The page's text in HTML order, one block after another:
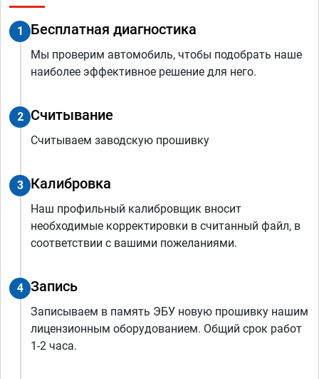
1 Бесплатная диагностика
Мы проверим автомобиль, чтобы подобрать наше
наиболее эффективное решение для него.
2 Считывание
Считываем заводскую прошивку
3 Калибровка
Наш профильный калибровщик вносит
необходимые корректировки в считанный файл, в
соответствии с вашими пожеланиями.
4 Запись
Записываем в память ЭБУ новую прошивку нашим
лицензионным оборудованием. Общий срок работ
1-2 часа.